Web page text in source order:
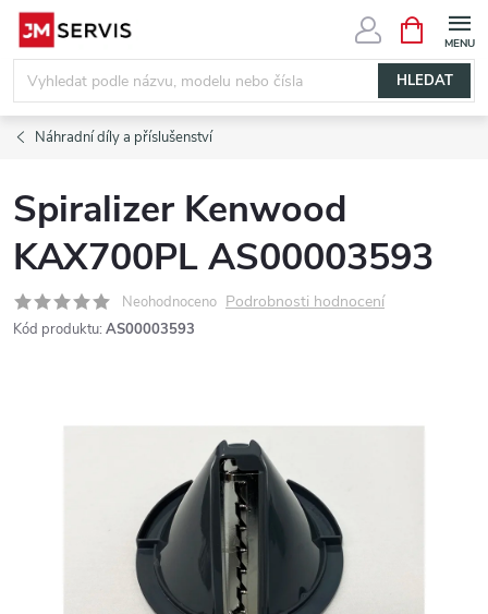
Přejít
obsah
HLEDAT
NÁKUPNÍ
KOŠÍK
Náhradní díly a příslušenství
Spiralizer Kenwood
KAX700PL AS00003593
Neohodnoceno Podrobnosti hodnocení
Kód produktu: AS00003593